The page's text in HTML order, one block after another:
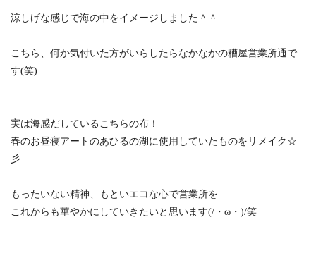
涼しげな感じで海の中をイメージしました＾＾
こちら、何か気付いた方がいらしたらなかなかの糟屋営業所通で
す(笑)
実は海感だしているこちらの布！
春のお昼寝アートのあひるの湖に使用していたものをリメイク☆
彡
もったいない精神、もといエコな心で営業所を
これからも華やかにしていきたいと思います(/・ω・)/笑